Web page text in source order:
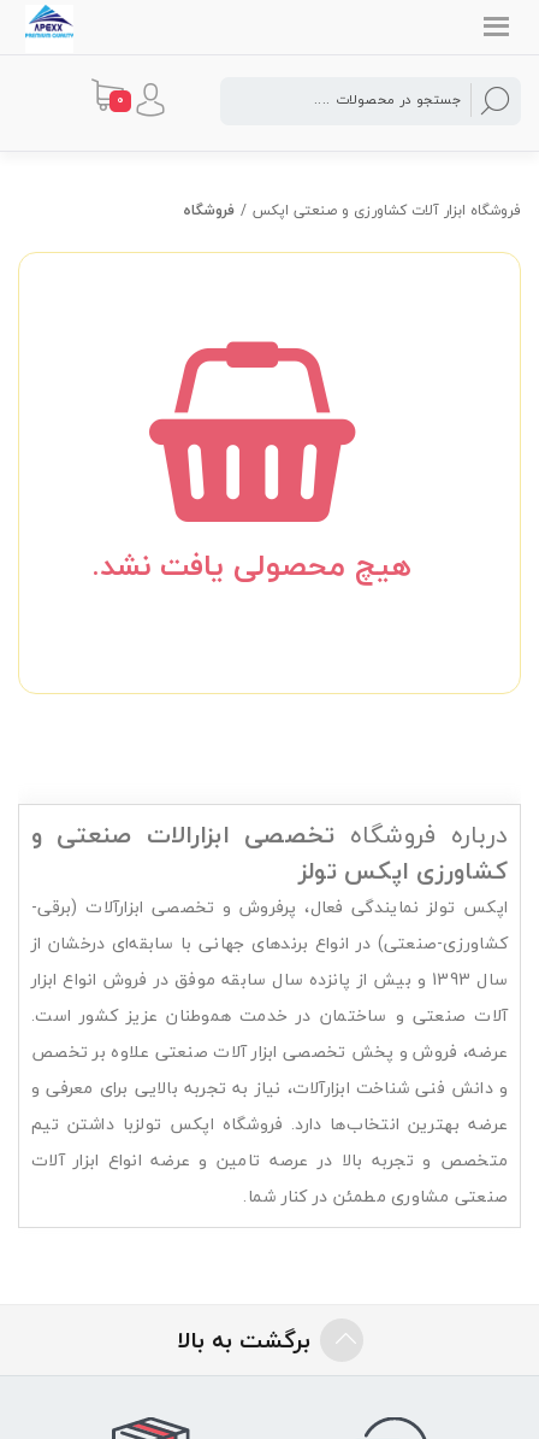
0
فروشگاه ابزار آلات کشاورزی و صنعتی اپکس / فروشگاه
هیچ محصولی یافت نشد.
درباره فروشگاه تخصصی ابزارالات صنعتی و
کشاورزی اپکس تولز
اپکس تولز نمایندگی فعال، پرفروش و تخصصی ابزارآلات (برقی-
کشاورزی-صنعتی) در انواع برندهای جهانی با سابقه‌ای درخشان از
سال 1393 و بیش از پانزده سال سابقه موفق در فروش انواع ابزار
آلات صنعتی و ساختمان در خدمت هموطنان عزیز کشور است.
عرضه، فروش و پخش تخصصی ابزار آلات صنعتی علاوه بر تخصص
و دانش فنی شناخت ابزارآلات، نیاز به تجربه بالایی برای معرفی و
عرضه بهترین انتخاب‌ها دارد. فروشگاه اپکس تولزبا داشتن تیم
متخصص و تجربه بالا در عرصه تامین و عرضه انواع ابزار آلات
صنعتی مشاوری مطمئن در کنار شما.
برگشت به بالا